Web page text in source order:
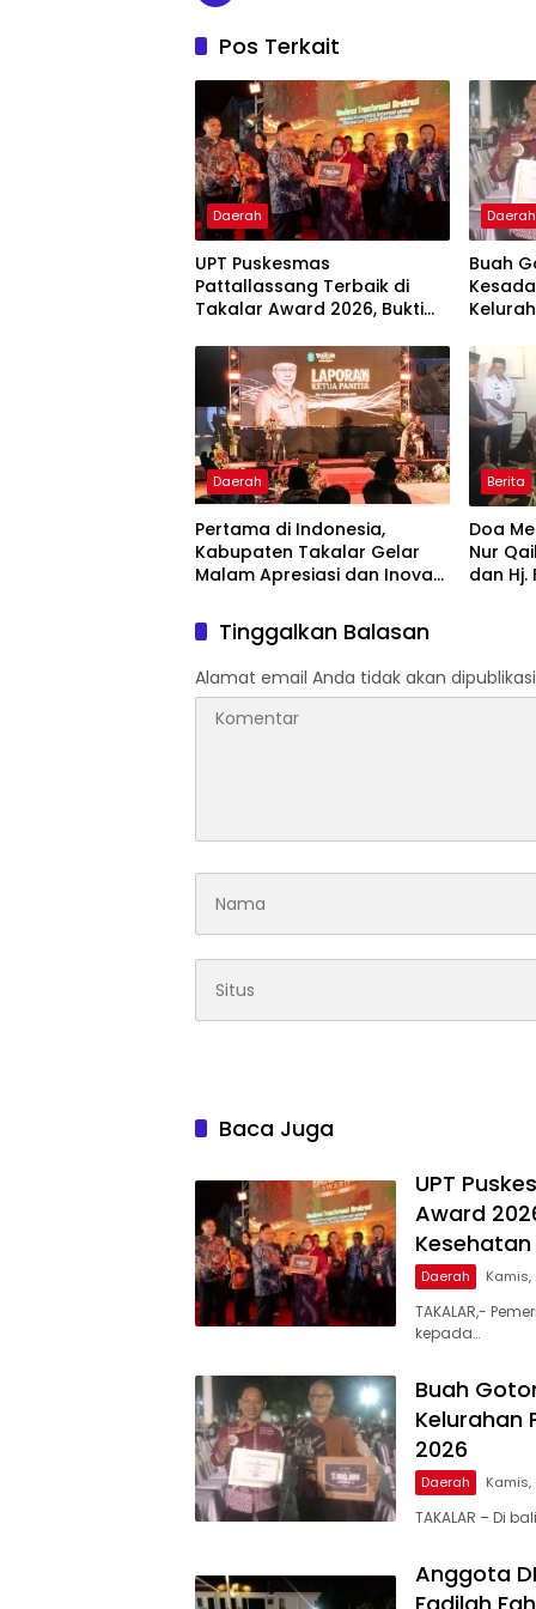
Pos Terkait
Daerah
UPT Puskesmas
Pattallassang Terbaik di
Takalar Award 2026, Bukti
Pelayanan Kesehatan
Berkualitas
Daerah
Buah
Daerah
Pertama di Indonesia,
Kabupaten Takalar Gelar
Malam Apresiasi dan Inovasi
Penghargaan bagi Pelayan
Publik Berprestasi
Berita
Doa
Nur
dan Hj.
Tinggalkan Balasan
Alamat email Anda tidak akan
Baca Juga
UPT
Award
Daerah
TAKALAR,-
kepada…
Buah
Kelurahan
2026
Daerah
TAKALAR – Di
Anggota